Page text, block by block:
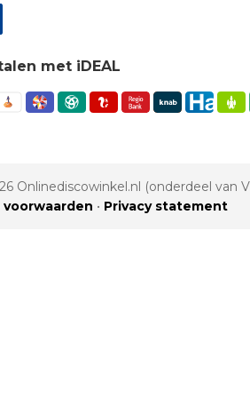
met iDEAL
Onlinediscowinkel.nl (onderdeel van
• Privacy statement